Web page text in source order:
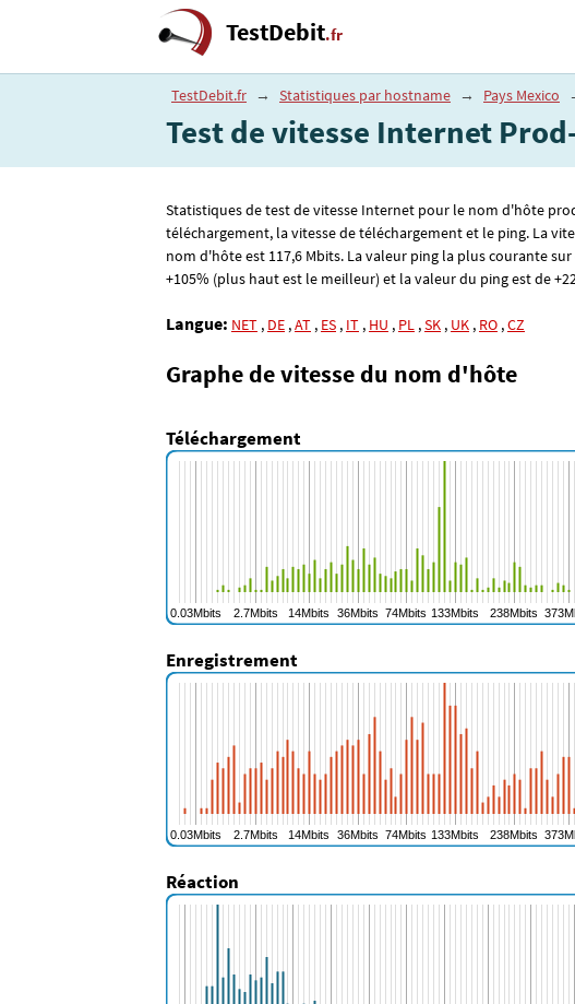
TestDebit.fr
TestDebit.fr → Statistiques par hostname → Pays Mexico
Test de vitesse Internet
Statistiques de test de vitesse Internet pour le nom d'hôte
téléchargement, la vitesse de téléchargement et le ping. La
nom d'hôte est 117,6 Mbits. La valeur ping la plus courante
+105% (plus haut est le meilleur) et la valeur du ping est de
Langue: NET , DE ,AT , ES , IT , HU , PL ,SK , UK , RO ,CZ
Graphe de vitesse du nom d'hôte
Téléchargement
Enregistrement
Réaction